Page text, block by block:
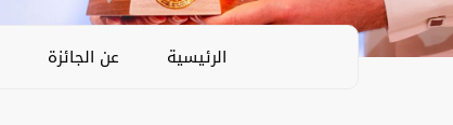
الرئيسية عن الجائزة